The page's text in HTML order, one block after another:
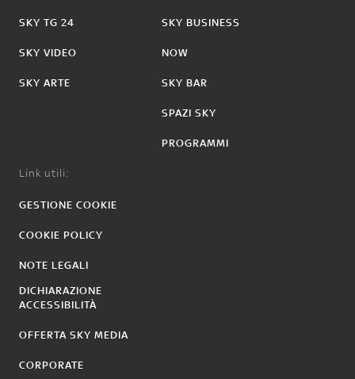
SKY TG 24
SKY VIDEO
SKY ARTE
SKY BUSINESS
NOW
SKY BAR
SPAZI SKY
PROGRAMMI
Link utili:
GESTIONE COOKIE
COOKIE POLICY
NOTE LEGALI
DICHIARAZIONE
ACCESSIBILITÀ
OFFERTA SKY MEDIA
CORPORATE